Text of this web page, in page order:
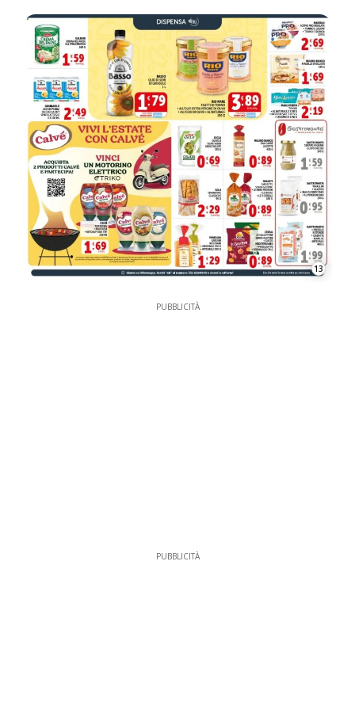
13
PUBBLICITÀ
PUBBLICITÀ